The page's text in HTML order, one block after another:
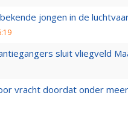
jongen in de
sluit vliegveld
vracht doordat onder